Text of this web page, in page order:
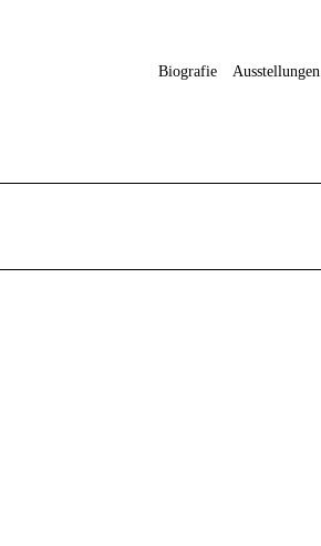
Biografie Ausstellungen